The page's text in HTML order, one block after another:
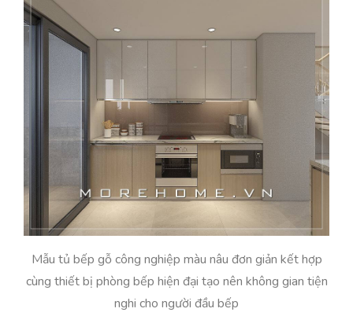
Mẫu tủ bếp gỗ công nghiệp màu nâu đơn giản kết hợp
cùng thiết bị phòng bếp hiện đại tạo nên không gian tiện
nghi cho người đầu bếp